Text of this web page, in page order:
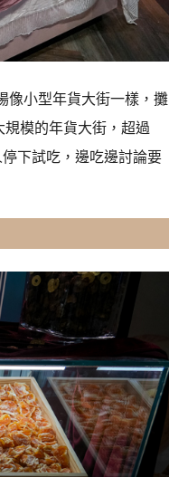
像小型年貨大街一樣，攤
模的年貨大街，超過
下試吃，邊吃邊討論要